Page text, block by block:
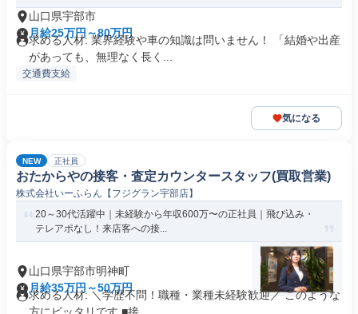
山口県宇部市
月給25万円～80万円
求める人材: 業界経験や車の知識は問いません！ 「結婚や出産
があっても、無理なく長く...
交通費支給
気になる
NEW 正社員
おたからやの接客・査定カウンタースタッフ(買取営業)
株式会社いーふらん【フジグラン宇部店】
20～30代活躍中｜未経験から年収600万〜の正社員｜飛び込み・
テレアポなし！来店客への接...
山口県宇部市明神町
月給35万円～50万円
求める人材: ＼学歴不問！職種・業種未経験歓迎／ このような